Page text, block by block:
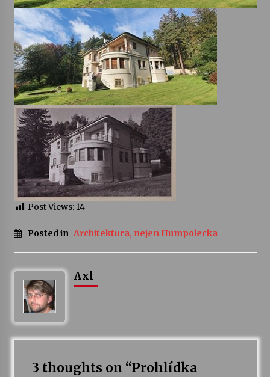
Post Views: 14
Posted in Architektura, nejen Humpolecka
Axl
3 thoughts on “Prohlídka